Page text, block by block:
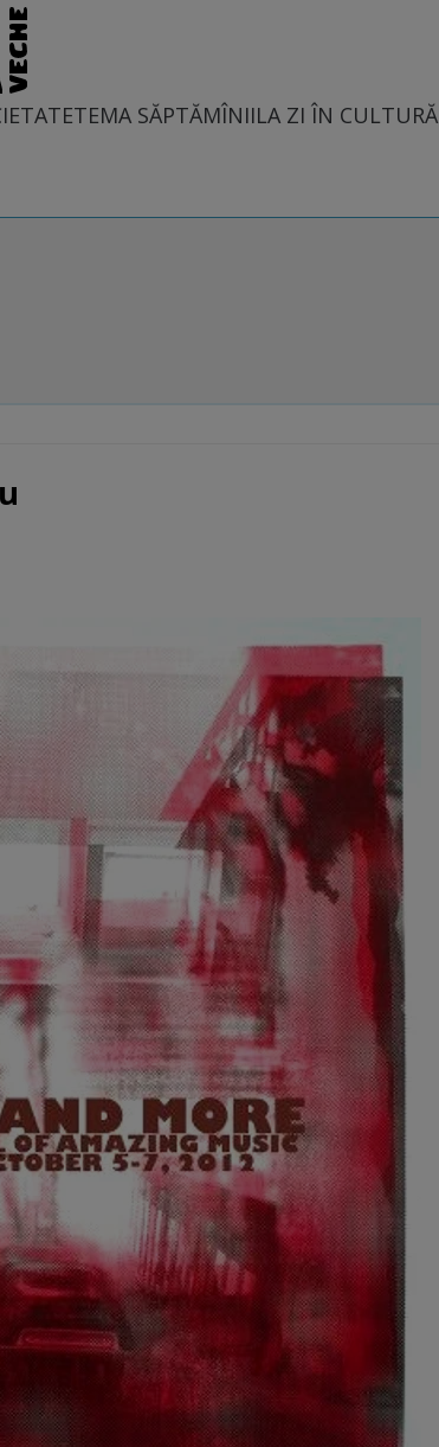
TEMA SĂPTĂMÎNIILA ZI ÎN CULTURĂ